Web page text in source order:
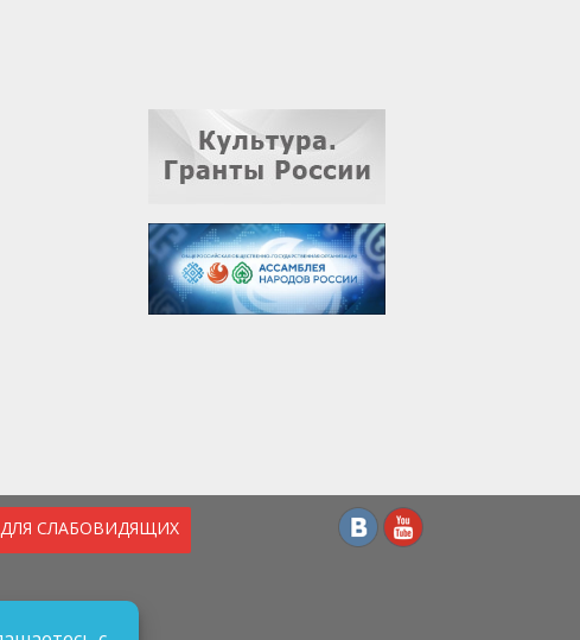
СЛАБОВИДЯЩИХ